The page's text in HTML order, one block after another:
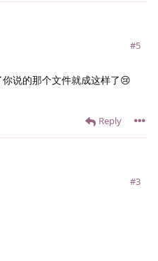
#5
说的那个文件就成这样了😢
Reply
#3